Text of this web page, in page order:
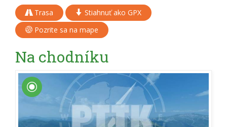
Trasa
Stiahnuť ako GPX
Pozrite sa na mape
Na chodníku